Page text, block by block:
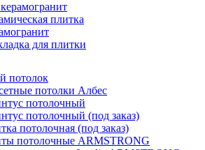
плитка
для плитки
потолок
потолки Албес
потолочный
потолочный (под заказ)
потолочная (под заказ)
потолочные ARMSTRONG